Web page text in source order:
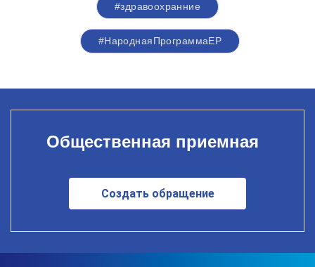
#здравоохранние
#НароднаяПрограммаЕР
Общественная приемная
Создать обращение